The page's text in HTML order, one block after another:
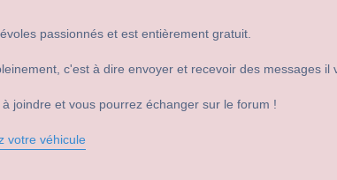
passionnés et est entièrement gratuit.
c'est à dire envoyer et recevoir des messages il
joindre et vous pourrez échanger sur le forum !
votre véhicule